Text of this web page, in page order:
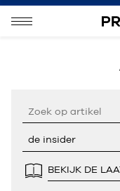
BEKIJK DE